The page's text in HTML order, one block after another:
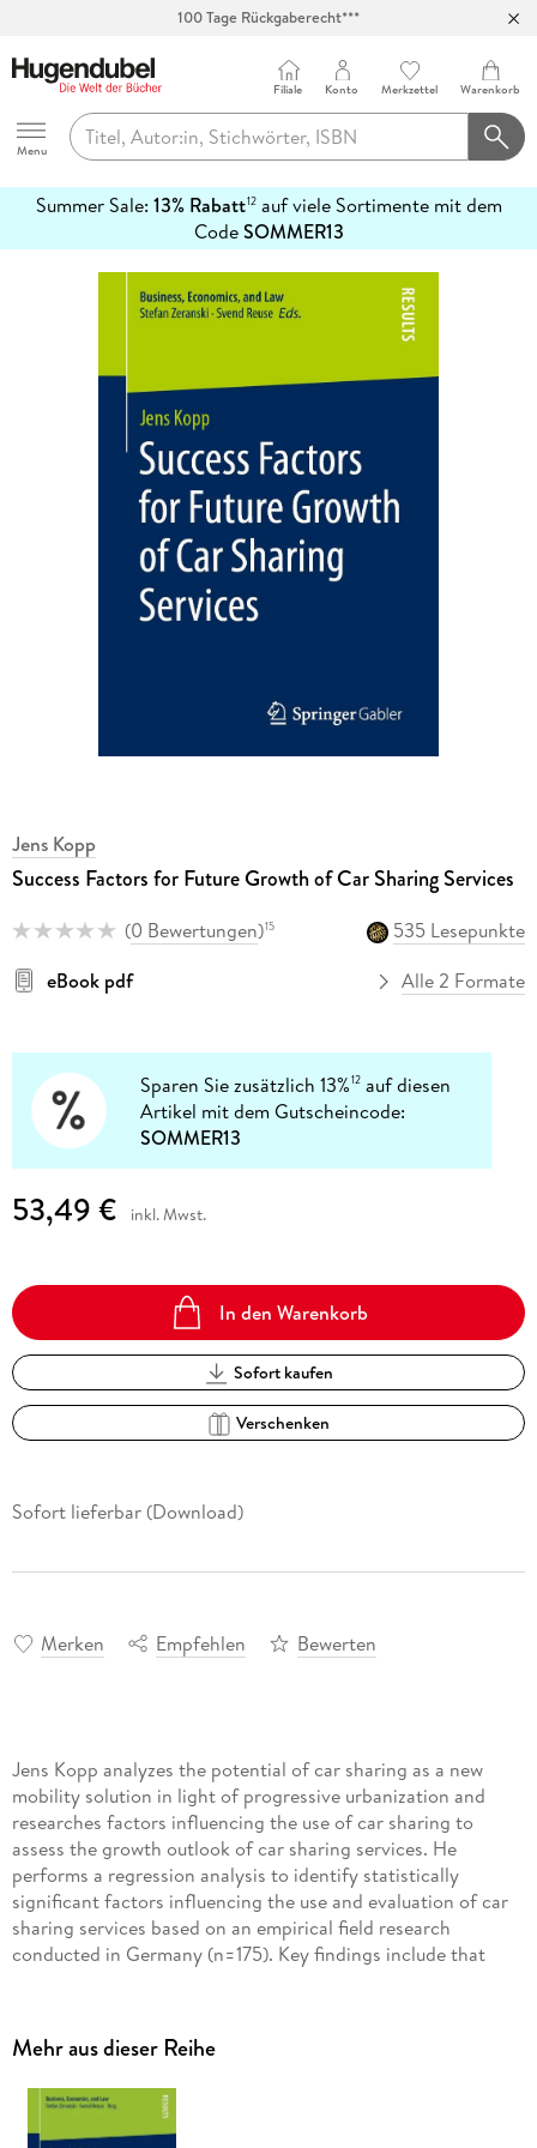
100 Tage Rückgaberecht***
Hugendubel
Menu
Filiale Konto Merkzettel Warenkorb
Summer Sale: 13% Rabatt12auf viele Sortimente mit dem
CodeSOMMER13
erfahren
Jens Kopp
Success Factors for Future Growth of Car Sharing Services
(0 Bewertungen)15
535 Lesepunkte
eBook pdf
Alle 2 Formate
Sparen Sie zusätzlich 13%12 auf diesen
Artikel mit dem Gutscheincode:
SOMMER13
53,49 € inkl. Mwst.
In den Warenkorb
Sofort kaufen
Verschenken
Sofort lieferbar (Download)
Merken Empfehlen Bewerten
Jens Kopp analyzes the potential of car sharing as a new
mobility solution in light of progressive urbanization and
researches factors influencing the use of car sharing to
assess the growth outlook of car sharing services. He
performs a regression analysis to identify statistically
significant factors influencing the use and evaluation of car
sharing services based on an empirical field research
conducted in Germany (n=175). Key findings include that
evaluation of car sharing and the assessment of its future.
The existing research shows that car sharing is a viable lever
to address substantial ecological and economic mobility
issues and the conducted research provides new insights into
the factors influencing the use and evaluation of car sharing
Mehr aus dieser Reihe